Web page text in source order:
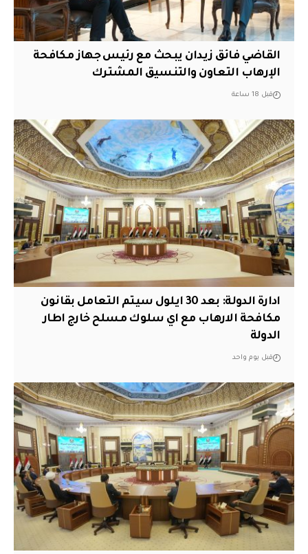
القاضي فائق زيدان يبحث مع رئيس جهاز مكافحة
الإرهاب التعاون والتنسيق المشترك
قبل 18 ساعة
ادارة الدولة: بعد 30 ايلول سيتم التعامل بقانون
مكافحة الارهاب مع اي سلوك مسلح خارج اطار
الدولة
قبل يوم واحد